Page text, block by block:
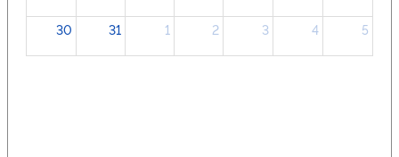
30 31 1 2 3 4 5